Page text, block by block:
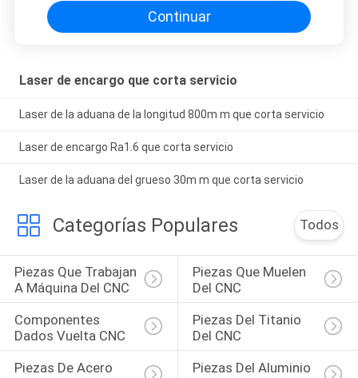
Continuar
Laser de encargo que corta servicio
Laser de la aduana de la longitud 800m m que corta servicio
Laser de encargo Ra1.6 que corta servicio
Laser de la aduana del grueso 30m m que corta servicio
Categorías Populares Todos
Piezas Que Trabajan
A Máquina Del CNC
Piezas Que Muelen
Del CNC
Componentes
Dados Vuelta CNC
Piezas Del Titanio
Del CNC
Piezas De Acero
Piezas Del Aluminio